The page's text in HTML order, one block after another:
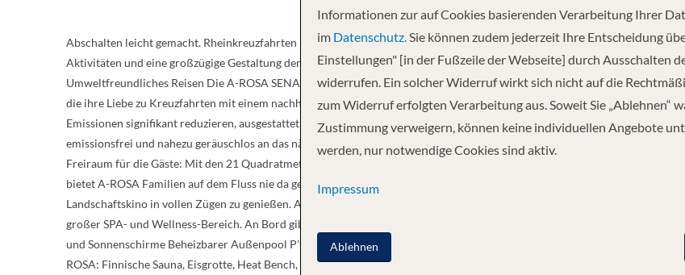
Abschalten leicht gemacht. Rheinkreuzfahrten mit der A-ROSA SENA. A-ROSA bietet auf den hochmodernen
Aktivitäten und eine großzügige Gestaltung der öffentlichen Bereiche. Das neue innovative und zukunftsweisende E-
Umweltfreundliches Reisen Die A-ROSA SENA ist durch modernste Technologien für nachhaltiges Reisen auf allen
die ihre Liebe zu Kreuzfahrten mit einem nachhaltigen Umweltschutz verbinden möchten. Das E-Motion Ship ist mit
Emissionen signifikant reduzieren, ausgestattet. Während der Fahrt wird der Dieselverbrauch weitest möglich gesenkt und
emissionsfrei und nahezu geräuschlos an das nächste spannende Reiseziel. Erlebnis E-Motion Ship für die ganze Familie
Freiraum für die Gäste: Mit den 21 Quadratmeter großen Standardkabinen mit Balkon und 28 Quadratmeter großen
bietet A-ROSA Familien auf dem Fluss nie da gewesene Möglichkeiten. Zahlreiche Außen- und Essbereiche und das
Landschaftskino in vollen Zügen zu genießen. Abkühlung finden Erwachsene im 23 Quadratmeter großen Pool und Kinder
großer SPA- und Wellness-Bereich. An Bord gibt es abwechslungsreiche Freizeitmöglichkeiten. Bordausstattung
und Sonnenschirme Beheizbarer Außenpool P’tit Bar mit Service auf dem Sonnendeck Außenrestaurant mit Sonnendach
ROSA: Finnische Sauna, Eisgrotte, Heat Bench, Erlebnisduschen, Ruhezone, Whirlpool, Massage- u. Beautybehandlungen
Informationen zur auf Cookies basierenden Verarbeitung Ihrer
im Datenschutz.Sie können zudem jederzeit Ihre Entscheidung
Einstellungen" [in der Fußzeile der Webseite] durch Ausschalten
widerrufen. Ein solcher Widerruf wirkt sich nicht auf die
zum Widerruf erfolgten Verarbeitung aus. Soweit Sie „Ablehnen“
Zustimmung verweigern, können keine individuellen Angebote
werden, nur notwendige Cookies sind aktiv.
Impressum
Ablehnen